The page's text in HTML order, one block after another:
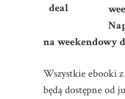
na weekendowy
Wszystkie ebooki z
będą dostępne od